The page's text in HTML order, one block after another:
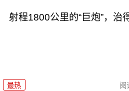
射程1800公里的“巨炮”，治
最热 阅